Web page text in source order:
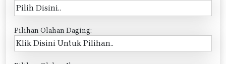
Pilihan Olahan Daging: